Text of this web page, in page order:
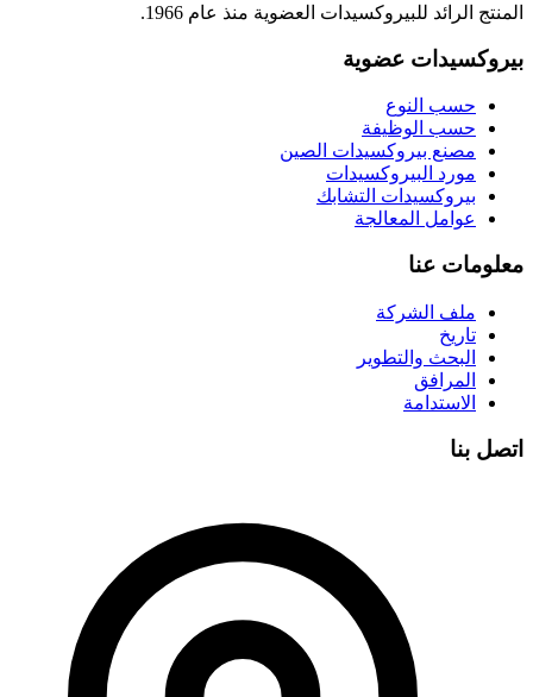
المنتج الرائد للبيروكسيدات العضوية منذ عام 1966.
بيروكسيدات عضوية
حسب النوع
حسب الوظيفة
مصنع بيروكسيدات الصين
مورد البيروكسيدات
بيروكسيدات التشابك
عوامل المعالجة
معلومات عنا
ملف الشركة
تاريخ
البحث والتطوير
المرافق
الاستدامة
اتصل بنا